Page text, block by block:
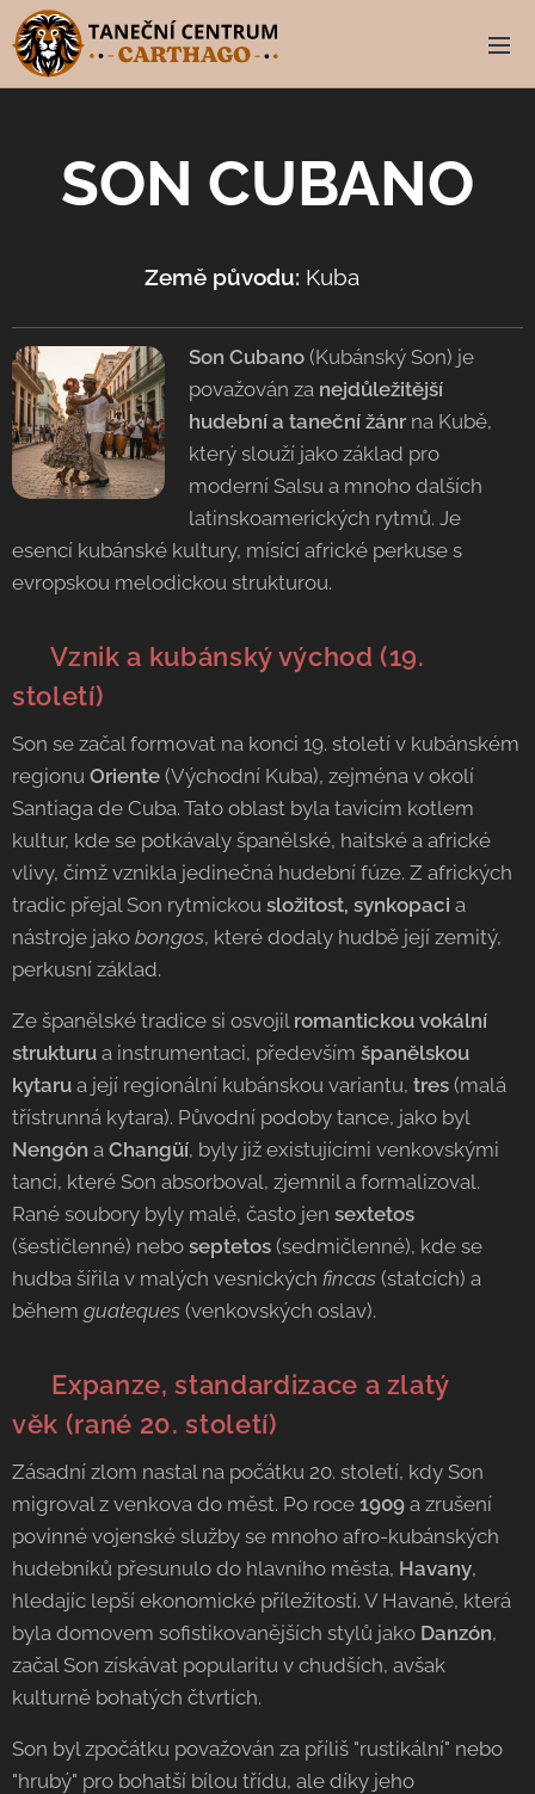
SON CUBANO
Země původu: Kuba
Son Cubano(Kubánský Son) je
považován za nejdůležitější
hudební a taneční žánrna Kubě,
který slouží jako základ pro
moderní Salsu a mnoho dalších
latinskoamerických rytmů. Je
esencí kubánské kultury, mísící africké perkuse s
evropskou melodickou strukturou.
🇨🇺 Vznik a kubánský východ (19.
století)
Son se začal formovat na konci 19. století v kubánském
regionu Oriente (Východní Kuba), zejména v okolí
Santiaga de Cuba. Tato oblast byla tavicím kotlem
kultur, kde se potkávaly španělské, haitské a africké
vlivy, čímž vznikla jedinečná hudební fúze. Z afrických
tradic přejal Son rytmickou složitost, synkopaci a
nástroje jako bongos, které dodaly hudbě její zemitý,
perkusní základ.
Ze španělské tradice si osvojil romantickou vokální
strukturu a instrumentaci, především španělskou
kytaru a její regionální kubánskou variantu, tres (malá
třístrunná kytara). Původní podoby tance, jako byl
Nengón a Changüí, byly již existujícími venkovskými
tanci, které Son absorboval, zjemnil a formalizoval.
Rané soubory byly malé, často jen sextetos
(šestičlenné) nebo septetos (sedmičlenné), kde se
hudba šířila v malých vesnických fincas (statcích) a
během guateques (venkovských oslav).
Expanze, standardizace a zlatý
věk (rané 20. století)
Zásadní zlom nastal na počátku 20. století, kdy Son
migroval z venkova do měst. Po roce 1909 a zrušení
povinné vojenské služby se mnoho afro-kubánských
hudebníků přesunulo do hlavního města, Havany,
hledajíc lepší ekonomické příležitosti. V Havaně, která
byla domovem sofistikovanějších stylů jako Danzón,
začal Son získávat popularitu v chudších, avšak
kulturně bohatých čtvrtích.
Son byl zpočátku považován za příliš "rustikální" nebo
"hrubý" pro bohatší bílou třídu, ale díky jeho